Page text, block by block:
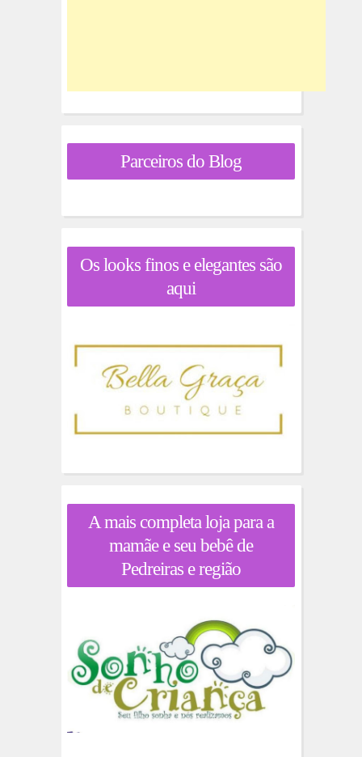
Parceiros do Blog
Os looks finos e elegantes são
aqui
A mais completa loja para a
mamãe e seu bebê de
Pedreiras e região